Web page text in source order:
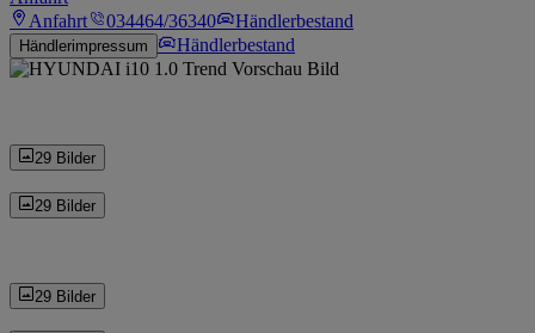
Anfahrt
034464/36340 Händlerbestand
Händlerimpressum Händlerbestand
29 Bilder
29 Bilder
29 Bilder